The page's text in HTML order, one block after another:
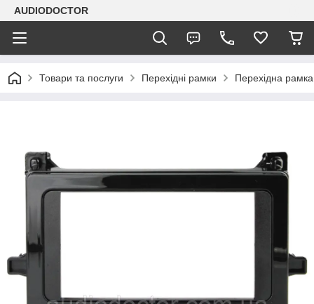
AUDIODOCTOR
Товари та послуги Перехідні рамки Перехідна